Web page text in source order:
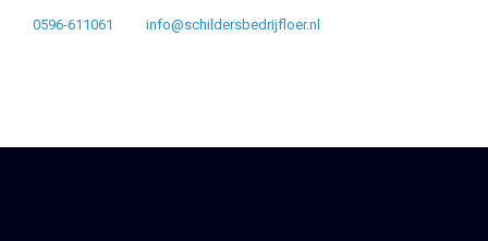
0596-611061 info@schildersbedrijfloer.nl